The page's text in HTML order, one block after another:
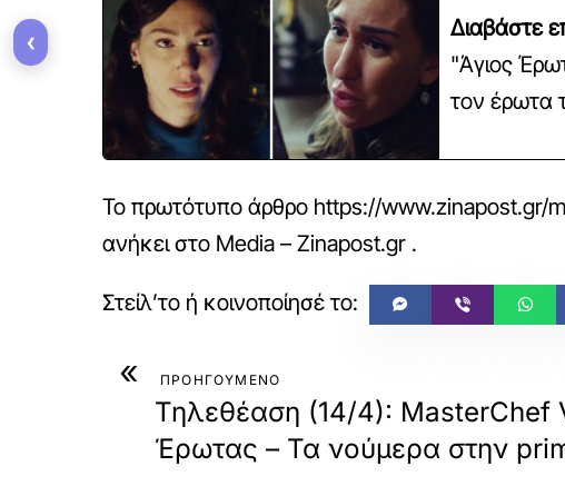
Διαβάστε
"Άγιος
τον έρωτα
Το πρωτότυπο άρθρο https://www.zinapost.gr/
ανήκει στο Media – Zinapost.gr .
« ΠΡΟΗΓΟΥΜΕΝΟ
Τηλεθέαση (14/4): MasterChef
Έρωτας – Τα νούμερα στην
‹